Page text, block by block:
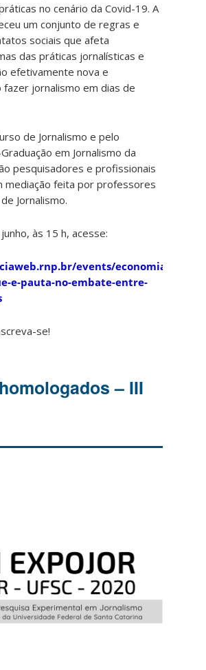
no cenário da Covid-19. A
um conjunto de regras e
sociais que afeta
das práticas jornalísticas e
efetivamente nova e
fazer jornalismo em dias de
de Jornalismo e pelo
em Jornalismo da
pesquisadores e profissionais
mediação feita por professores
Jornalismo.
às 15 h, acesse:
events/economia-
e-pauta-no-embate-entre-
se!
– III